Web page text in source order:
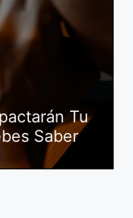
Tu
Saber